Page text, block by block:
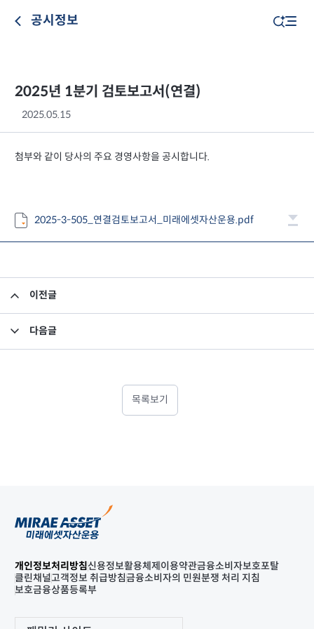
공시정보
2025년 1분기 검토보고서(연결)
2025.05.15
첨부와 같이 당사의 주요 경영사항을 공시합니다.
2025-3-505_연결검토보고서_미래에셋자산운용.pdf
이전글
다음글
목록보기
개인정보처리방침신용정보활용체제 이용약관금융소비자보호포탈
클린채널고객정보 취급방침금융소비자의 민원분쟁 처리 지침
보호금융상품등록부